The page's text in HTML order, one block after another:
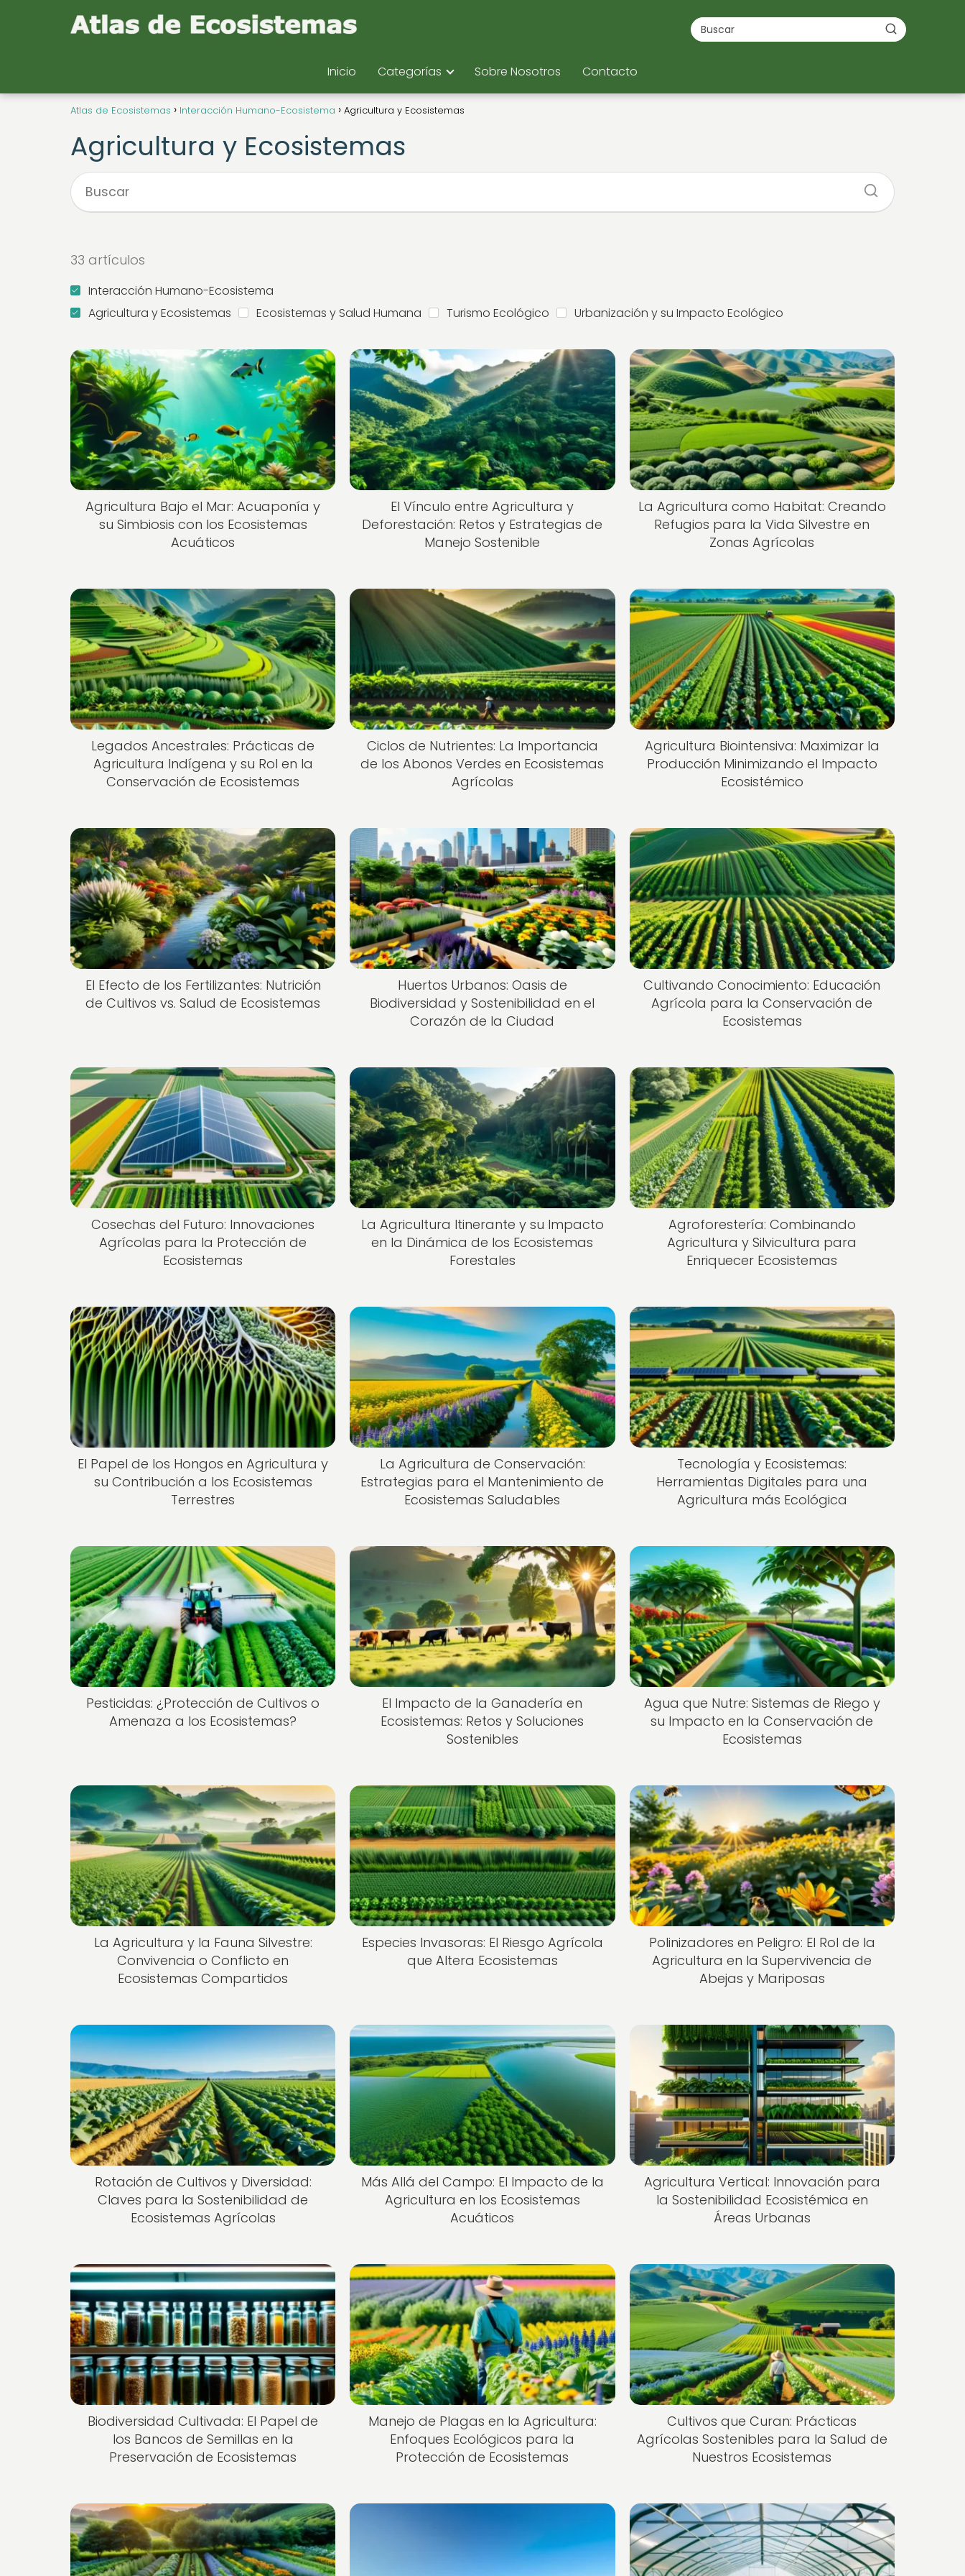
Inicio Categorías Sobre Nosotros Contacto
Atlas de Ecosistemas Interacción Humano-Ecosistema Agricultura y Ecosistemas
Agricultura y Ecosistemas
33 artículos
Interacción Humano-Ecosistema
Agricultura y Ecosistemas
Ecosistemas y Salud Humana Turismo Ecológico Urbanización y su Impacto Ecológico
Agricultura Bajo el Mar: Acuaponía y
su Simbiosis con los Ecosistemas
Acuáticos
El Vínculo entre Agricultura y
Deforestación: Retos y Estrategias de
Manejo Sostenible
La Agricultura como Habitat: Creando
Refugios para la Vida Silvestre en
Zonas Agrícolas
Legados Ancestrales: Prácticas de
Agricultura Indígena y su Rol en la
Conservación de Ecosistemas
Ciclos de Nutrientes: La Importancia
de los Abonos Verdes en Ecosistemas
Agrícolas
Agricultura Biointensiva: Maximizar la
Producción Minimizando el Impacto
Ecosistémico
El Efecto de los Fertilizantes: Nutrición
de Cultivos vs. Salud de Ecosistemas
Huertos Urbanos: Oasis de
Biodiversidad y Sostenibilidad en el
Corazón de la Ciudad
Cultivando Conocimiento: Educación
Agrícola para la Conservación de
Ecosistemas
Cosechas del Futuro: Innovaciones
Agrícolas para la Protección de
Ecosistemas
La Agricultura Itinerante y su Impacto
en la Dinámica de los Ecosistemas
Forestales
Agroforestería: Combinando
Agricultura y Silvicultura para
Enriquecer Ecosistemas
El Papel de los Hongos en Agricultura y
su Contribución a los Ecosistemas
Terrestres
La Agricultura de Conservación:
Estrategias para el Mantenimiento de
Ecosistemas Saludables
Tecnología y Ecosistemas:
Herramientas Digitales para una
Agricultura más Ecológica
Pesticidas: ¿Protección de Cultivos o
Amenaza a los Ecosistemas?
El Impacto de la Ganadería en
Ecosistemas: Retos y Soluciones
Sostenibles
Agua que Nutre: Sistemas de Riego y
su Impacto en la Conservación de
Ecosistemas
La Agricultura y la Fauna Silvestre:
Convivencia o Conflicto en
Ecosistemas Compartidos
Especies Invasoras: El Riesgo Agrícola
que Altera Ecosistemas
Polinizadores en Peligro: El Rol de la
Agricultura en la Supervivencia de
Abejas y Mariposas
Rotación de Cultivos y Diversidad:
Claves para la Sostenibilidad de
Ecosistemas Agrícolas
Más Allá del Campo: El Impacto de la
Agricultura en los Ecosistemas
Acuáticos
Agricultura Vertical: Innovación para
la Sostenibilidad Ecosistémica en
Áreas Urbanas
Biodiversidad Cultivada: El Papel de
los Bancos de Semillas en la
Preservación de Ecosistemas
Manejo de Plagas en la Agricultura:
Enfoques Ecológicos para la
Protección de Ecosistemas
Cultivos que Curan: Prácticas
Agrícolas Sostenibles para la Salud de
Nuestros Ecosistemas